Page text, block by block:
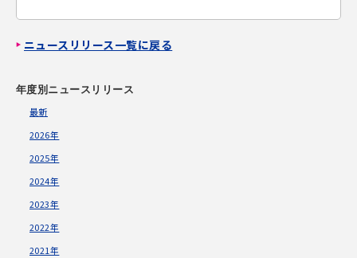
ニュースリリース一覧に戻る
年度別ニュースリリース
最新
2026年
2025年
2024年
2023年
2022年
2021年